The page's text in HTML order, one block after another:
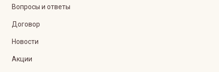
Вопросы и ответы
Договор
Новости
Акции